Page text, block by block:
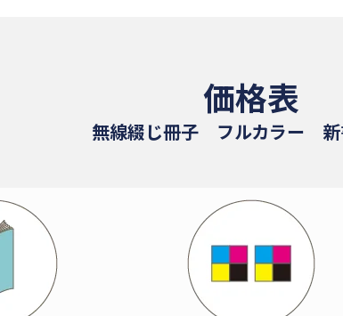
価格表
無線綴じ冊子 フルカラー 新